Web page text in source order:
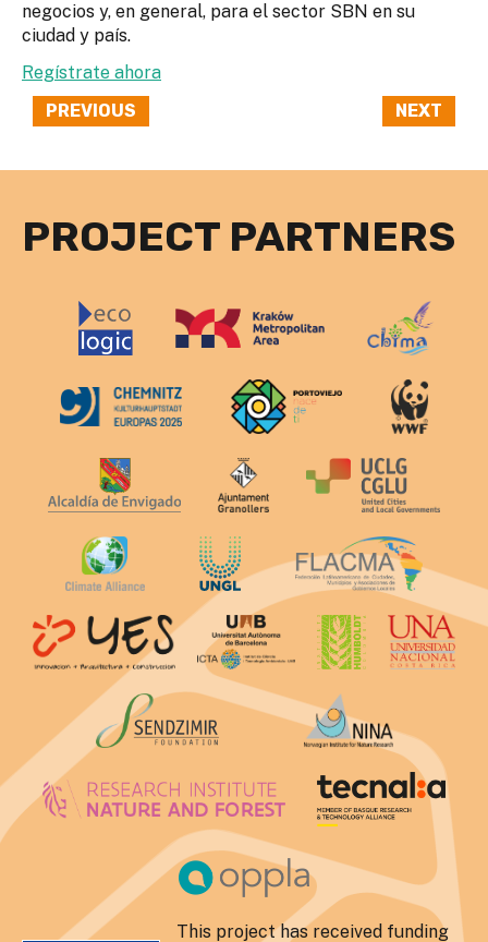
negocios y, en general, para el sector SBN en su
ciudad y país.
Regístrate ahora
PREVIOUS
NEXT
PROJECT PARTNERS
This project has received funding